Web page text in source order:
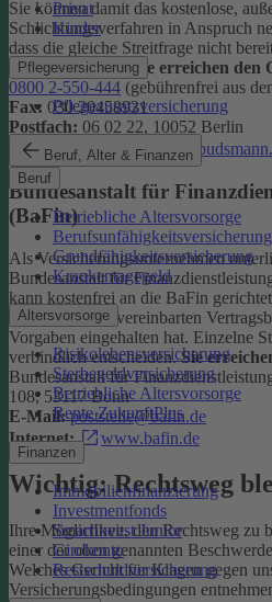
Privat
Kinder
Pflegeversicherung
Pflegezusatzversicherung
Beruf, Alter & Finanzen
Beruf
Betriebliche Altersvorsorge
Berufsunfähigkeitsversicherung
Grundfähigkeitsversicherung
Krankentagegeld
Altersvorsorge
Risikolebensversicherung
Sterbegeldversicherung
Betriebliche Altersvorsorge
Rente ZukunftPlus
Finanzen
Immobilienfinanzierung
Investmentfonds
SmartInvest Junior
Girokonto
Restschuldversicherung
Sie können damit das kostenlose,
Schlichtungsverfahren in Anspruch
dass die gleiche Streitfrage nicht
wird oder wurde.Sie erreichen den
0800 2-550-444 (gebührenfrei aus
Fax: 030 20458931
Postfach: 06 02 22, 10052 Berlin
Internet:
www.pkv-
Bundesanstalt für
(BaFin)
Als Versicherungsunternehmen
Bundesanstalt für
kann kostenfrei an die BaFin
Versicherer die vereinbarten
Vorgaben eingehalten hat. Einzelne
verbindlich entscheiden.Sie
Bundesanstalt für
108, 53117 Bonn
E-Mail: poststelle@bafin.de
Internet:
www.bafin.de
Wichtig: Rechtsweg
Ihre Möglichkeit, den Rechtsweg zu
einer der oben genannten
Welches Gericht für Klagen gegen
Versicherungsbedingungen